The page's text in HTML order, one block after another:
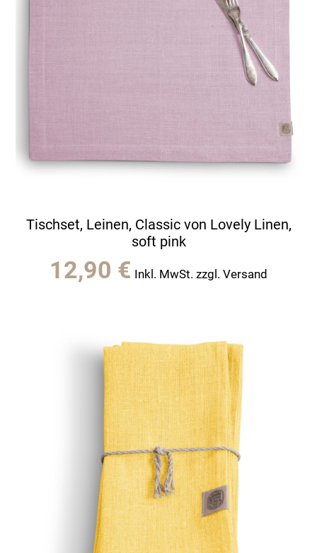
Tischset, Leinen, Classic von Lovely Linen,
soft pink
12,90 € Inkl. MwSt. zzgl. Versand